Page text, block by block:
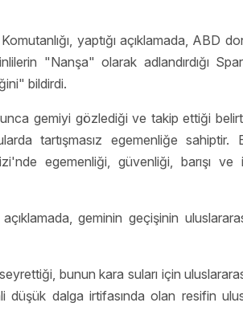
yaptığı açıklamada, ABD
"Nanşa" olarak adlandırdığı
bildirdi.
gemiyi gözlediği ve takip ettiği
tartışmasız egemenliğe
egemenliği, güvenliği, barışı ve
geminin geçişinin
bunun kara suları için
düşük dalga irtifasında olan resifin